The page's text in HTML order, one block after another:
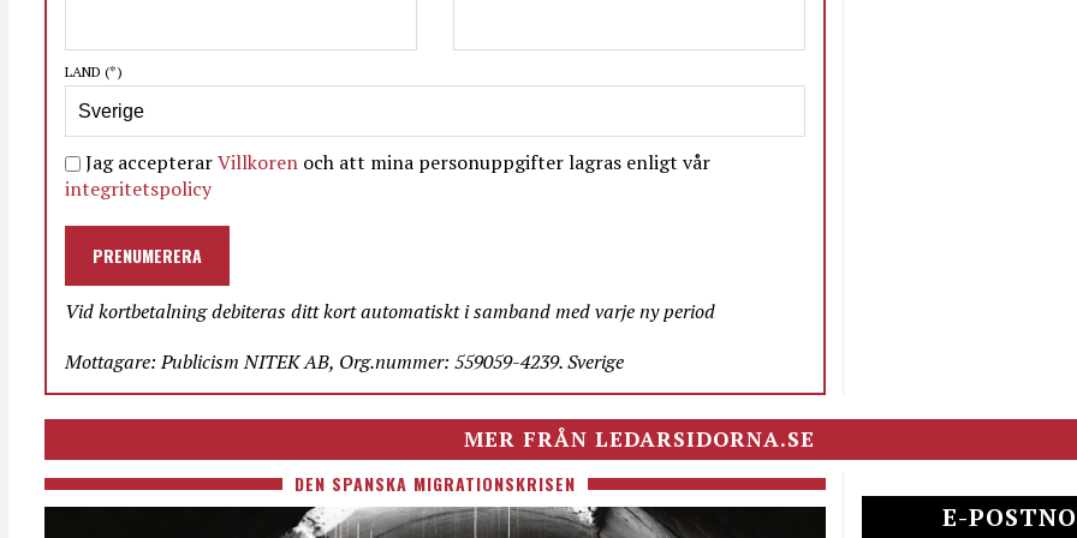
LAND (*)
Jag accepterarVillkoren och att mina personuppgifter lagras enligt vår
integritetspolicy
PRENUMERERA
Vid kortbetalning debiteras ditt kort automatiskt i samband med varje ny period
Mottagare: Publicism NITEK AB, Org.nummer: 559059-4239. Sverige
MER FRÅN LEDARSIDORNA.SE
DEN SPANSKA MIGRATIONSKRISEN
E-